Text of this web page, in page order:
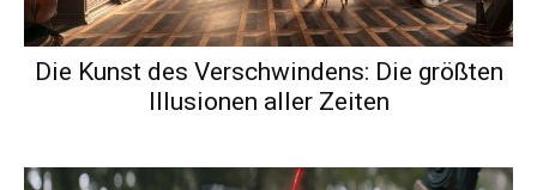
Die Kunst des Verschwindens: Die größten
Illusionen aller Zeiten